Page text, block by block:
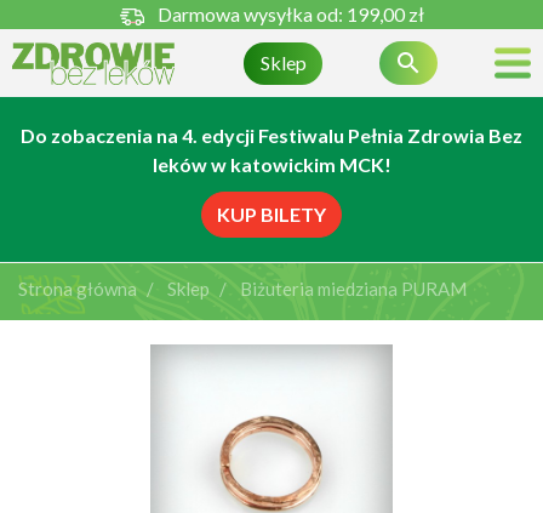
Darmowa wysyłka od: 199,00 zł
Sklep 
Do zobaczenia na 4. edycji Festiwalu Pełnia Zdrowia Bez
leków w katowickim MCK!
KUP BILETY
Strona główna Sklep Biżuteria miedziana PURAM